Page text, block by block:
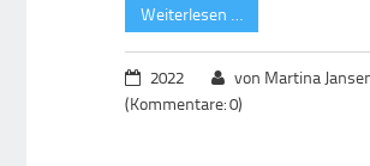
Weiterlesen …
2022
von Martina
(Kommentare: 0)